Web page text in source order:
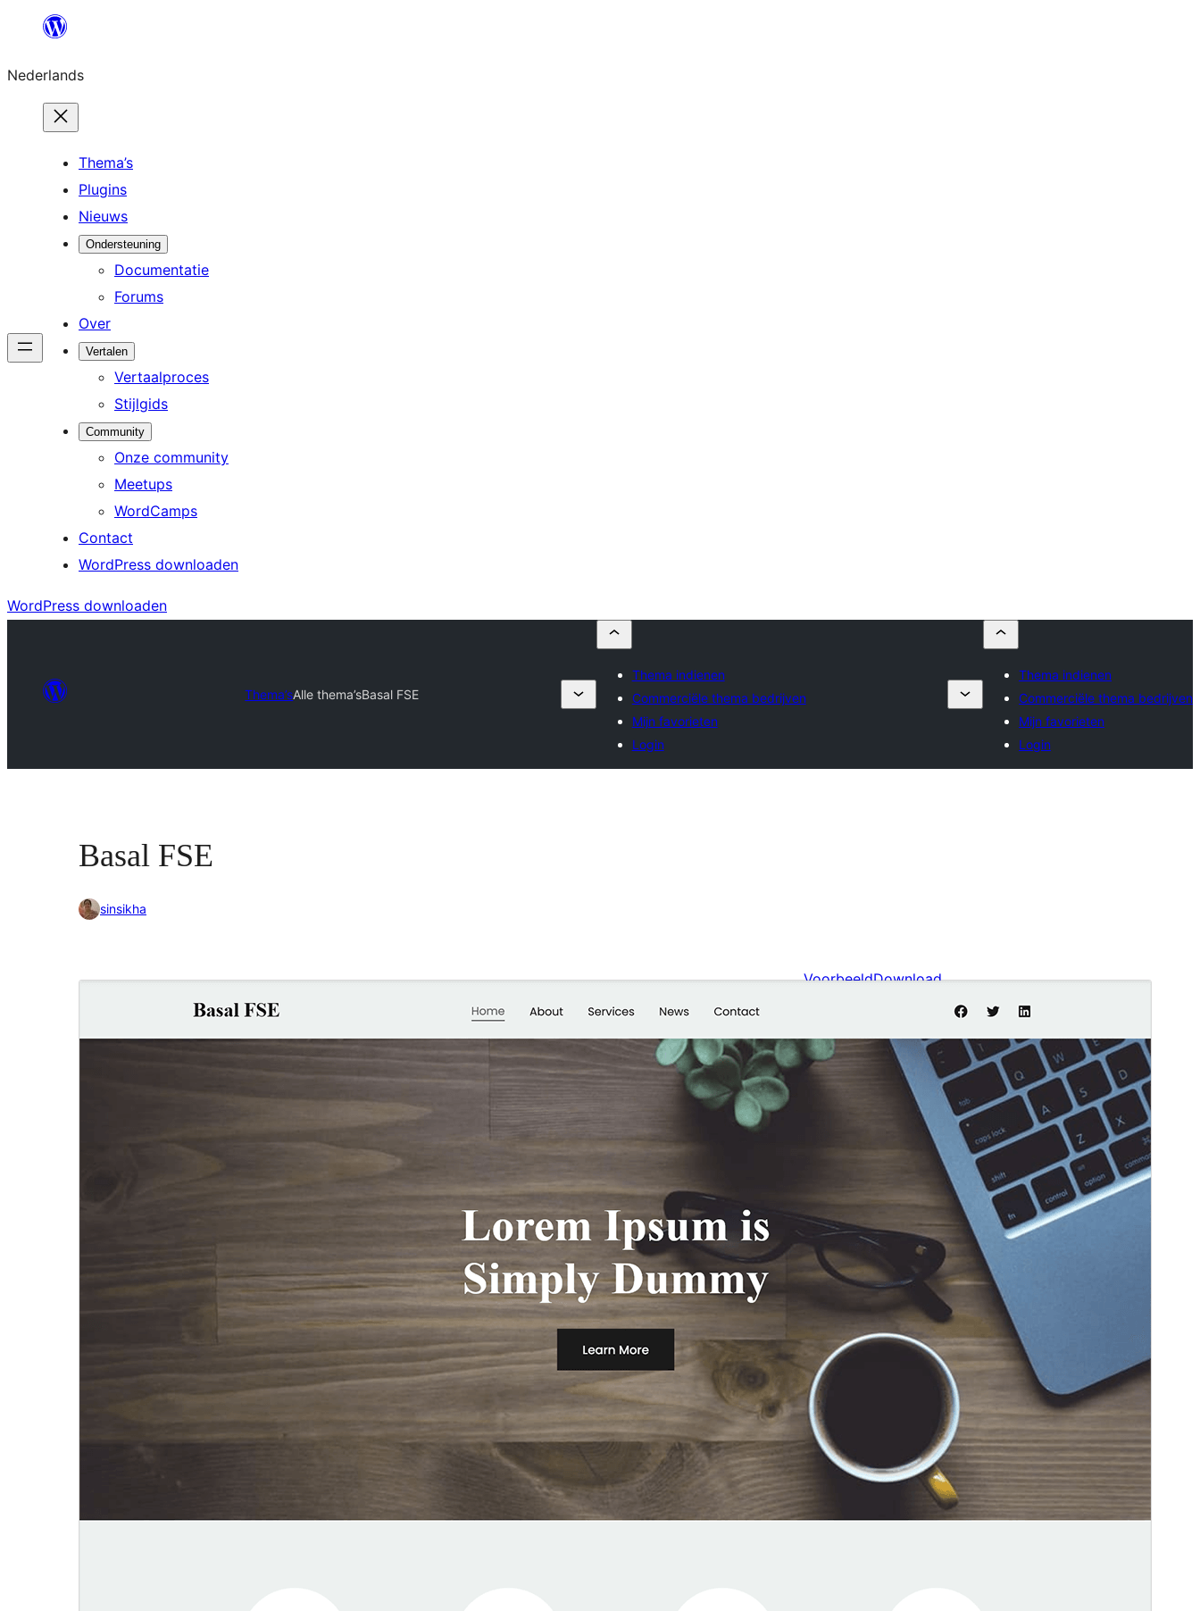
de
inhoud
Nederlands
Thema’s
Plugins
Nieuws
Ondersteuning
Documentatie
Forums
Over
Vertalen
Vertaalproces
Stijlgids
Community
Onze community
Meetups
WordCamps
Contact
WordPress downloaden
WordPress downloaden
Thema’sAlle thema’sBasal FSE
Thema indienen
Commerciële thema bedrijven
Mijn favorieten
Login
Thema indienen
Commerciële thema bedrijven
Mijn favorieten
Login
Basal FSE
sinsikha
VoorbeeldDownload
Laatst geüpdatet
15 mei 2026
Actieve installaties
500+
7.4